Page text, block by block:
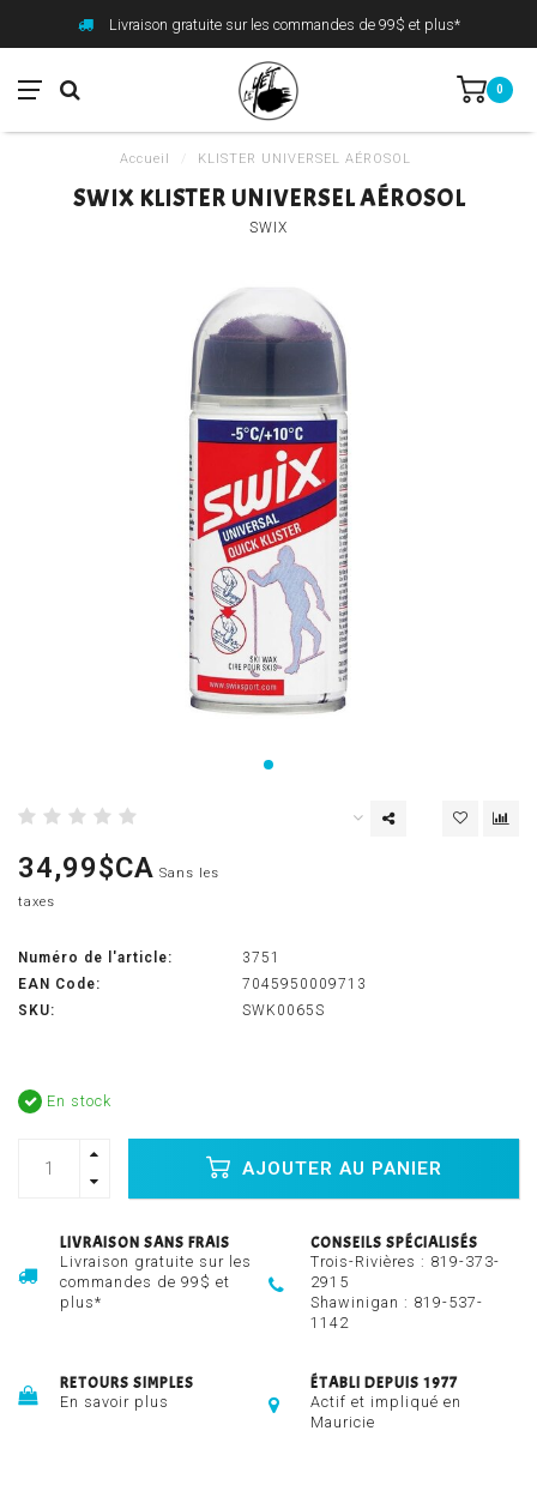
Livraison gratuite sur les commandes de 99$ et plus*
0
Accueil KLISTER UNIVERSEL AÉROSOL
SWIX KLISTER UNIVERSEL AÉROSOL
SWIX
34,99$CA Sans les
taxes
Numéro de l'article:
3751
EAN Code:
7045950009713
SKU:
SWK0065S
En stock
AJOUTER AU PANIER
LIVRAISON SANS FRAIS
Livraison gratuite sur les
commandes de 99$ et
plus*
CONSEILS SPÉCIALISÉS
Trois-Rivières : 819-373-
2915
Shawinigan : 819-537-
1142
RETOURS SIMPLES
En savoir plus
ÉTABLI DEPUIS 1977
Actif et impliqué en
Mauricie